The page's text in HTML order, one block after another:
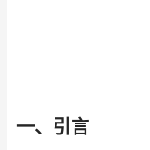
一、引言